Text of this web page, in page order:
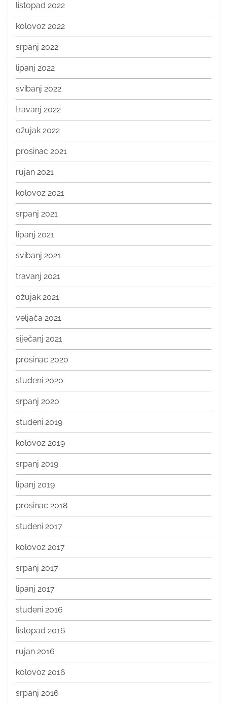
listopad 2022
kolovoz 2022
srpanj 2022
lipanj 2022
svibanj 2022
travanj 2022
ožujak 2022
prosinac 2021
rujan 2021
kolovoz 2021
srpanj 2021
lipanj 2021
svibanj 2021
travanj 2021
ožujak 2021
veljača 2021
siječanj 2021
prosinac 2020
studeni 2020
srpanj 2020
studeni 2019
kolovoz 2019
srpanj 2019
lipanj 2019
prosinac 2018
studeni 2017
kolovoz 2017
srpanj 2017
lipanj 2017
studeni 2016
listopad 2016
rujan 2016
kolovoz 2016
srpanj 2016